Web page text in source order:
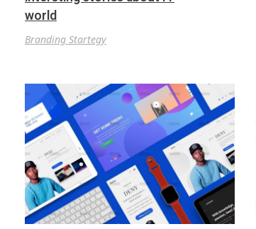
world
Branding Startegy